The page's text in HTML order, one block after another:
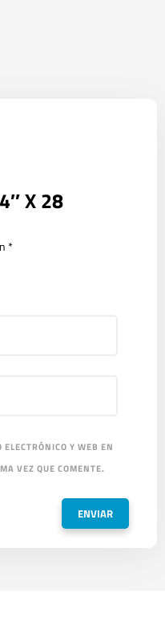
X 28
*
Y WEB EN
VEZ QUE COMENTE.